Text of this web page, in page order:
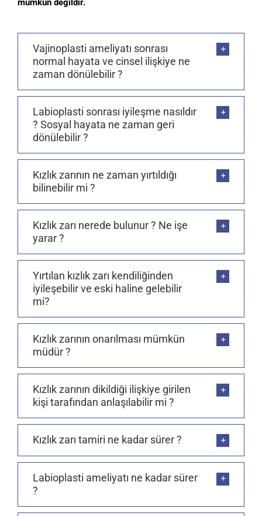
mümkün değildir.
Vajinoplasti ameliyatı sonrası
normal hayata ve cinsel ilişkiye ne
zaman dönülebilir ?
Labioplasti sonrası iyileşme nasıldır
? Sosyal hayata ne zaman geri
dönülebilir ?
Kızlık zarının ne zaman yırtıldığı
bilinebilir mi ?
Kızlık zarı nerede bulunur ? Ne işe
yarar ?
Yırtılan kızlık zarı kendiliğinden
iyileşebilir ve eski haline gelebilir
mi?
Kızlık zarının onarılması mümkün
müdür ?
Kızlık zarının dikildiği ilişkiye girilen
kişi tarafından anlaşılabilir mi ?
Kızlık zarı tamiri ne kadar sürer ?
Labioplasti ameliyatı ne kadar sürer
?